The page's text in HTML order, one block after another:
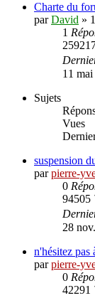
Charte du
parDavid »
1
11
Sujets
Vues
suspension
parpierre-
0
94505
28
n'hésitez pas
parpierre-
0
42291